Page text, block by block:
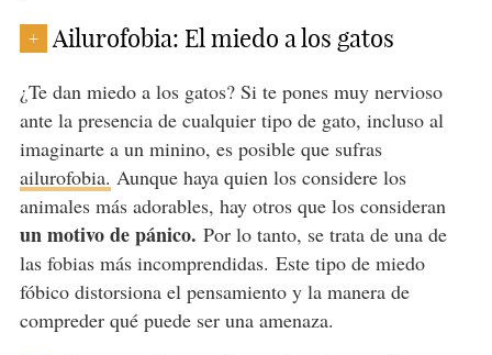
+ Ailurofobia: El miedo a los gatos
¿Te dan miedo a los gatos? Si te pones muy nervioso
ante la presencia de cualquier tipo de gato, incluso al
imaginarte a un minino, es posible que sufras
ailurofobia. Aunque haya quien los considere los
animales más adorables, hay otros que los consideran
un motivo de pánico. Por lo tanto, se trata de una de
las fobias más incomprendidas. Este tipo de miedo
fóbico distorsiona el pensamiento y la manera de
compreder qué puede ser una amenaza.